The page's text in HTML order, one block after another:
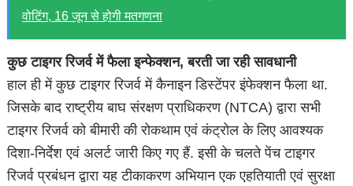
वोटिंग, 16 जून से होगी मतगणना
कुछ टाइगर रिजर्व में फैला इन्फेक्शन, बरती जा रही सावधानी
हाल ही में कुछ टाइगर रिजर्व में कैनाइन डिस्टेंपर इंफेक्शन फैला था.
जिसके बाद राष्ट्रीय बाघ संरक्षण प्राधिकरण (NTCA) द्वारा सभी
टाइगर रिजर्व को बीमारी की रोकथाम एवं कंट्रोल के लिए आवश्यक
दिशा-निर्देश एवं अलर्ट जारी किए गए हैं. इसी के चलते पेंच टाइगर
रिजर्व प्रबंधन द्वारा यह टीकाकरण अभियान एक एहतियाती एवं सुरक्षा